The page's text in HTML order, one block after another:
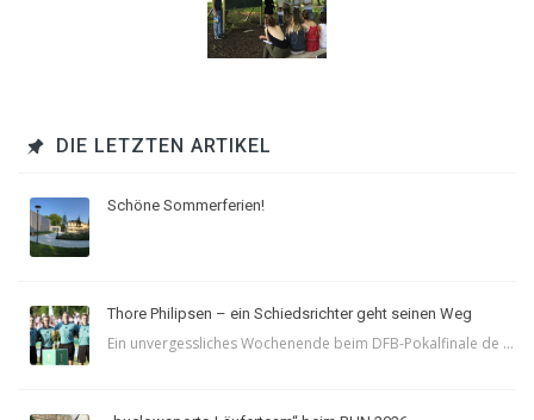
DIE LETZTEN ARTIKEL
Schöne Sommerferien!
Thore Philipsen – ein Schiedsrichter geht seinen Weg
Ein unvergessliches Wochenende beim DFB-Pokalfinale de ...